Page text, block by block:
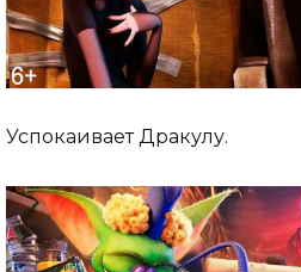
Успокаивает Дракулу.